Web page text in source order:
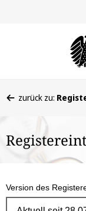
befinden
hier:
zurück zu:
Version des